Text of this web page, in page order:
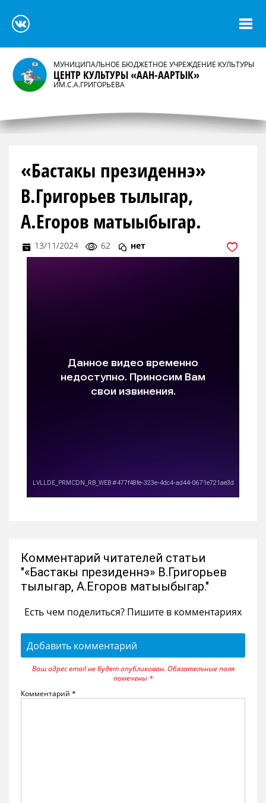
МУНИЦИПАЛЬНОЕ БЮДЖЕТНОЕ УЧРЕЖДЕНИЕ КУЛЬТУРЫ
ЦЕНТР КУЛЬТУРЫ «ААН-ААРТЫК»
ИМ.С.А.ГРИГОРЬЕВА
«Бастакы президеннэ»
В.Григорьев тылыгар,
А.Егоров матыыбыгар.
13/11/2024 62 нет
Комментарий читателей статьи
"«Бастакы президеннэ» В.Григорьев
тылыгар, А.Егоров матыыбыгар."
Есть чем поделиться? Пишите в комментариях
Добавить комментарий
Ваш адрес email не будет опубликован. Обязательные поля
помечены *
Комментарий *